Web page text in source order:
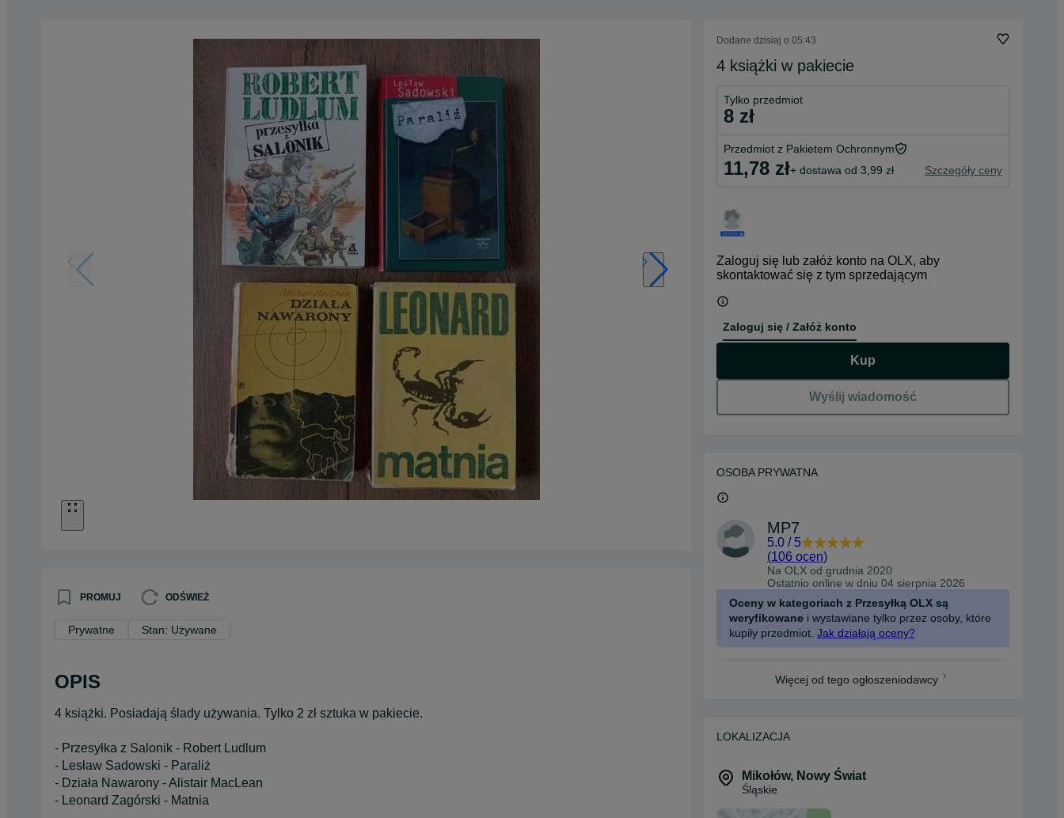
PROMUJ ODŚWIEŻ
Prywatne Stan: Używane
OPIS
4 książki. Posiadają ślady używania. Tylko 2 zł sztuka w pakiecie.
- Przesyłka z Salonik - Robert Ludlum
- Lesław Sadowski - Paraliż
- Działa Nawarony - Alistair MacLean
- Leonard Zagórski - Matnia
Dodane dzisiaj o 05:43
4 książki w pakiecie
Tylko przedmiot
8 zł
Przedmiot z Pakietem Ochronnym
11,78 zł+ dostawa od 3,99 zł Szczegóły ceny
Zaloguj się lub załóż konto na OLX, aby
skontaktować się z tym sprzedającym
Zaloguj się / Załóż konto
Kup
Wyślij wiadomość
OSOBA PRYWATNA
MP7
5.0 / 5
(106 ocen)
Na OLX od grudnia 2020
Ostatnio online w dniu 04 sierpnia 2026
Oceny w kategoriach z Przesyłką OLX są
weryfikowane i wystawiane tylko przez osoby, które
kupiły przedmiot. Jak działają oceny?
Więcej od tego ogłoszeniodawcy
LOKALIZACJA
Mikołów, Nowy Świat
Śląskie